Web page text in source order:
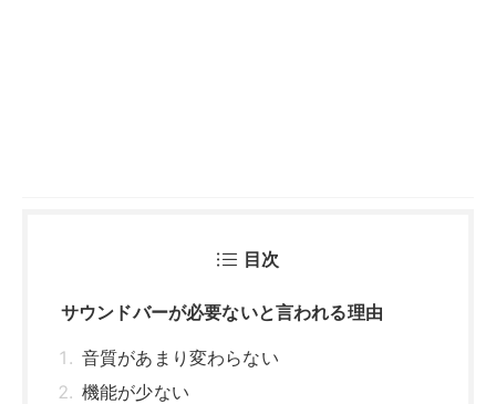
目次
サウンドバーが必要ないと言われる理由
音質があまり変わらない
機能が少ない